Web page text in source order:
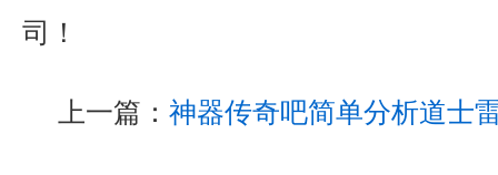
司！
上一篇： 神器传奇吧简单分析道士